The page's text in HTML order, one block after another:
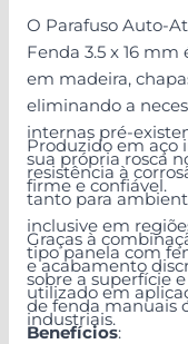
O Parafuso Auto-
Fenda 3.5 x 16
em madeira,
eliminando a
internas pré-
sua própria rosca
firme e confiável.
Produzido em aço
resistência à
tanto para
inclusive em
tipo panela com
sobre a superfície
de fenda manuais
Graças à
e acabamento
utilizado em
industriais.
Benefícios: